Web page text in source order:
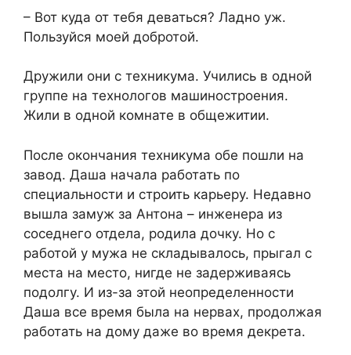
– Вот куда от тебя деваться? Ладно уж.
Пользуйся моей добротой.
Дружили они с техникума. Учились в одной
группе на технологов машиностроения.
Жили в одной комнате в общежитии.
После окончания техникума обе пошли на
завод. Даша начала работать по
специальности и строить карьеру. Недавно
вышла замуж за Антона – инженера из
соседнего отдела, родила дочку. Но с
работой у мужа не складывалось, прыгал с
места на место, нигде не задерживаясь
подолгу. И из-за этой неопределенности
Даша все время была на нервах, продолжая
работать на дому даже во время декрета.